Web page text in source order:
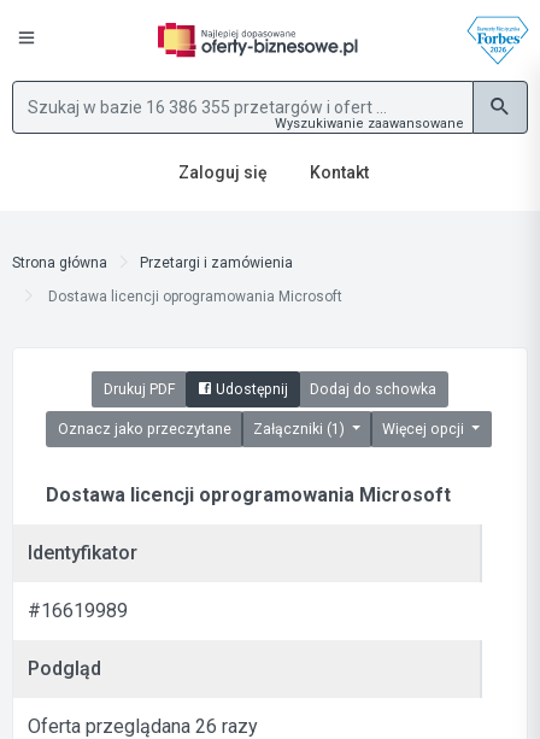
Wyszukiwanie zaawansowane
Zaloguj się Kontakt
Strona główna
Przetargi i zamówienia
Dostawa licencji oprogramowania Microsoft
Drukuj PDF Udostępnij Dodaj do schowka
Oznacz jako przeczytane Załączniki (1) Więcej opcji
Dostawa licencji oprogramowania Microsoft
Identyfikator
#16619989
Podgląd
Oferta przeglądana 26 razy